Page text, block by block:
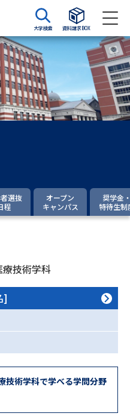
大学検索 資料請求BOX
資料検索
大学院の資料請求
大学入学共通テスト「受験案
内」の請求
小学校教員資格認定試験
選抜
程
オープン
キャンパス
奨学金
特待生制
技術学科
]
技術学科で学べる学問分野